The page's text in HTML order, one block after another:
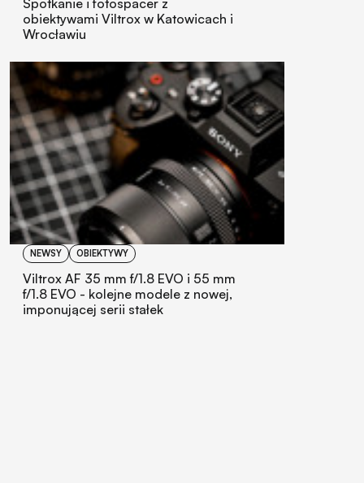
obiektywami Viltrox w Katowicach i
Wrocławiu
NEWSY OBIEKTYWY
Viltrox AF 35 mm f/1.8 EVO i 55 mm
f/1.8 EVO - kolejne modele z nowej,
imponującej serii stałek